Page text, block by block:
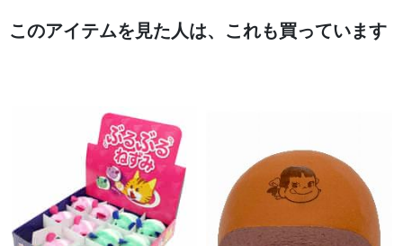
このアイテムを見た人は、これも買っています